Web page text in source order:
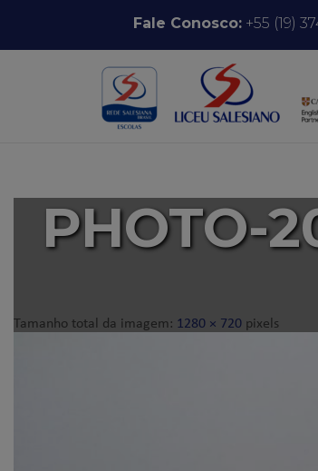
Pular para o conteúdoFale Conosco:+55 (19)
PHOTO-
Tamanho total da imagem: 1280 × 720 pixels